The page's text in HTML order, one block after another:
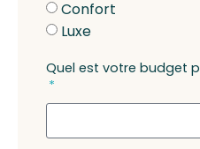
Confort
Luxe
Quel est votre budget